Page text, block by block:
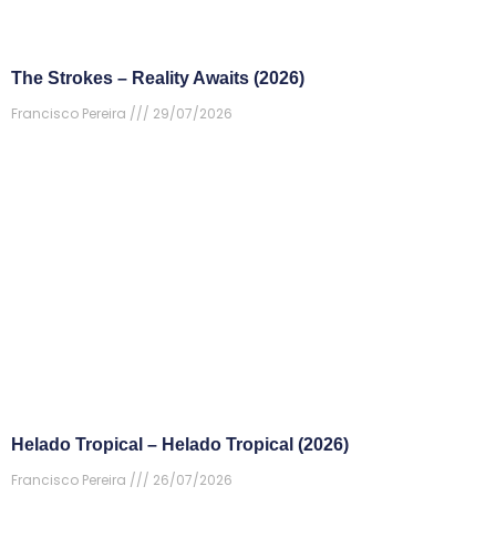
The Strokes – Reality Awaits (2026)
Francisco Pereira
29/07/2026
Helado Tropical – Helado Tropical (2026)
Francisco Pereira
26/07/2026